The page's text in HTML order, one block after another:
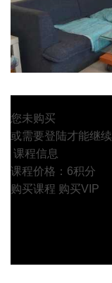
您未购买
或需要登陆才能继
课程信息
课程价格：6积分
购买课程 购买VIP